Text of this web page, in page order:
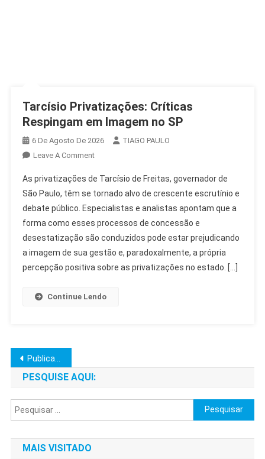
Tarcísio Privatizações: Críticas
Respingam em Imagem no SP
6 De Agosto De 2026
TIAGO PAULO
Leave A CommentOn
Privatizações:
Críticas
Respingam
Em
Imagem
No
As privatizações de Tarcísio de Freitas, governador de
São Paulo, têm se tornado alvo de crescente escrutínio e
debate público. Especialistas e analistas apontam que a
forma como esses processos de concessão e
desestatização são conduzidos pode estar prejudicando
a imagem de sua gestão e, paradoxalmente, a própria
percepção positiva sobre as privatizações no estado. […]
Continue Lendo
Navegação
por
posts
Publicações mais antigas
PESQUISE AQUI:
Pesquisar
por:
MAIS VISITADO